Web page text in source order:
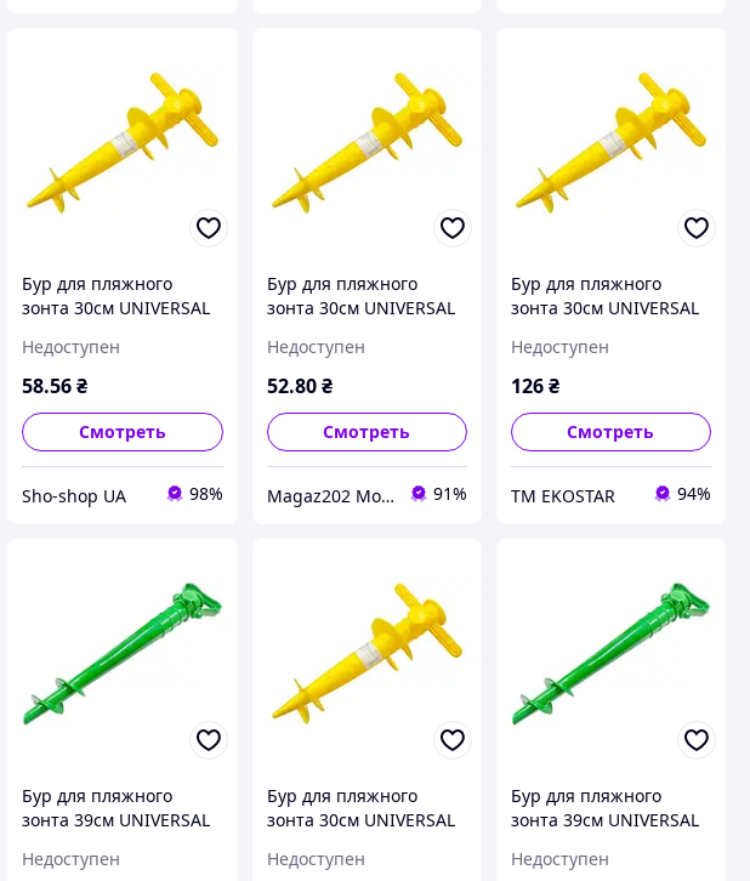
Бур для пляжного
зонта 30см UNIVERSAL
Недоступен
58.56₴
Смотреть
Sho-shop UA 98%
Бур для пляжного
зонта 30см UNIVERSAL
Недоступен
52.80 ₴
Смотреть
Magaz202 Мото-Вело-Бензо Запчасти 91%
Бур для пляжного
зонта 30см UNIVERSAL
Недоступен
126₴
Смотреть
ТМ EKOSTAR 94%
Бур для пляжного
зонта 39см UNIVERSAL
Недоступен
Бур для пляжного
зонта 30см UNIVERSAL
Недоступен
Бур для пляжного
зонта 39см UNIVERSAL
Недоступен